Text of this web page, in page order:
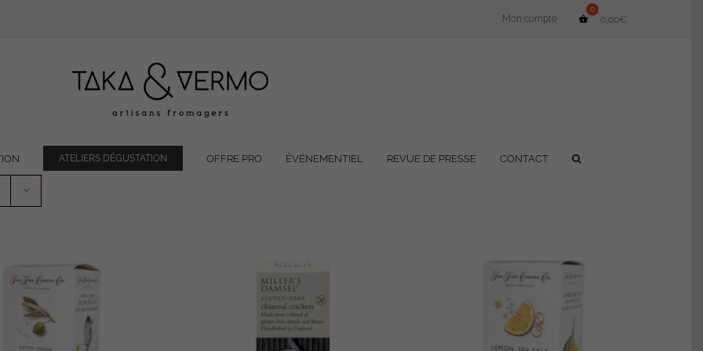
Mon compte 0,00€
ATELIERS DÉGUSTATION OFFRE PRO ÉVÉNEMENTIEL REVUE DE PRESSE CONTACT